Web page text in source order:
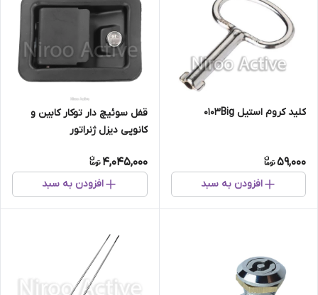
کلید کروم استیل ۰۱۰۳Big
59,000
افزودن به سبد
قفل سوئیچ دار توکار کابین و
کانوپی دیزل ژنراتور
4,045,000
افزودن به سبد